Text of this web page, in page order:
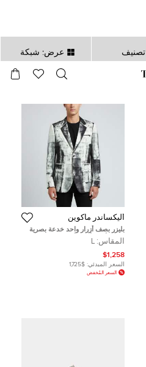
تصنيف عرض: شبكة
ثانية
أليكساندر ماكوين
بليزر بصف أزرار واحد خدعة بصرية
ساتان أبيض/أسود ألكسندر ماكوين
مقاس كبير (لارج)
المقاس: L
$1,258
السعر المبدئي: $1,725
السعر المُخفض